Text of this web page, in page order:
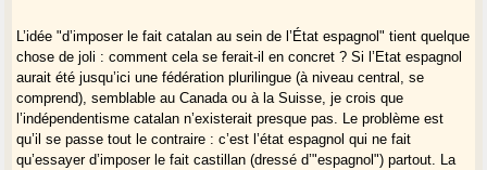
L’idée "d’imposer le fait catalan au sein de l’État espagnol" tient quelque
chose de joli : comment cela se ferait-il en concret ? Si l’Etat espagnol
aurait été jusqu’ici une fédération plurilingue (à niveau central, se
comprend), semblable au Canada ou à la Suisse, je crois que
l’indépendentisme catalan n’existerait presque pas. Le problème est
qu’il se passe tout le contraire : c’est l’état espagnol qui ne fait
qu’essayer d’imposer le fait castillan (dressé d’"espagnol") partout. La